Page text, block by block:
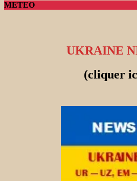
METEO
UKRAINE
(cliquer